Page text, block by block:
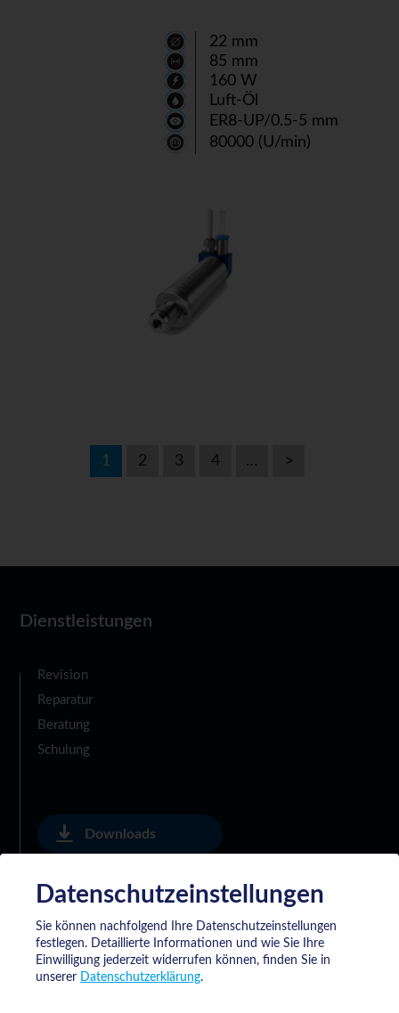
22 mm
85 mm
160 W
Luft-Öl
ER8-UP/0.5-5 mm
80000 (U/min)
1 2 3 4 … nächste
Dienstleistungen
Revision
Reparatur
Beratung
Schulung
Downloads
Datenschutzerklärung
Allgemeine Lieferbedingungen der Meyrat
Datenschutzeinstellungen
Sie können nachfolgend Ihre Datenschutzeinstellungen
festlegen. Detaillierte Informationen und wie Sie Ihre
Einwilligung jederzeit widerrufen können, finden Sie in
unserer Datenschutzerklärung.